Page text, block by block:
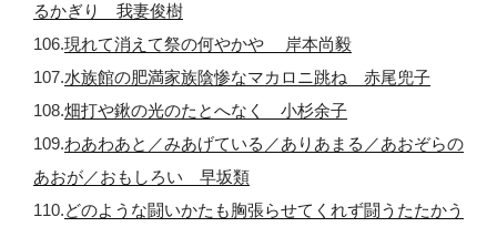
るかぎり 我妻俊樹
106.現れて消えて祭の何やかや 岸本尚毅
107.水族館の肥満家族陰惨なマカロニ跳ね 赤尾兜子
108.畑打や鍬の光のたとへなく 小杉余子
109.わあわあと／みあげている／ありあまる／あおぞらの
あおが／おもしろい 早坂類
110.どのような闘いかたも胸張らせてくれず闘うたたかう